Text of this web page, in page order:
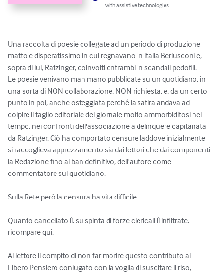
with assistive technologies.
Una raccolta di poesie collegate ad un periodo di produzione
matto e disperatissimo in cui regnavano in italia Berlusconi e,
sopra di lui, Ratzinger, coinvolti entrambi in scandali pedofili.
Le poesie venivano man mano pubblicate su un quotidiano, in
una sorta di NON collaborazione, NON richiesta, e, da un certo
punto in poi, anche osteggiata perché la satira andava ad
colpire il taglio editoriale del giornale molto ammorbiditosi nel
tempo, nei confronti dell'associazione a delinquere capitanata
da Ratzinger. Ciò ha comportato censure laddove inizialmente
si raccoglieva apprezzamento sia dai lettori che dai componenti
la Redazione fino al ban definitivo, dell'autore come
commentatore sul quotidiano.
Sulla Rete però la censura ha vita difficile.
Quanto cancellato lì, su spinta di forze clericali lì infiltrate,
ricompare qui.
Al lettore il compito di non far morire questo contributo al
Libero Pensiero coniugato con la voglia di suscitare il riso,